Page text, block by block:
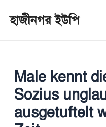
হাজীনগর ইউপি
Male kennt
Sozius
ausgetuftelt
navigation